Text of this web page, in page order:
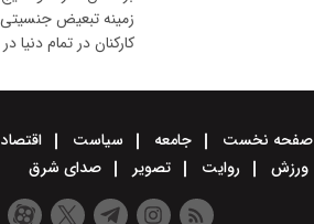
زمینه تبعیض جنسیتی
کارکنان در تمام
صفحه نخست جامعه سیاست اقتصاد
ورزش
روایت تصویر صدای شرق